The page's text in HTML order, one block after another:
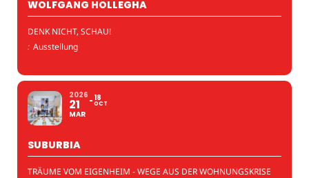
WOLFGANG HOLLEGHA
DENK NICHT, SCHAU!
: Ausstellung
2026
21
MAR
18
OCT
SUBURBIA
TRÄUME VOM EIGENHEIM - WEGE AUS DER WOHNUNGSKRISE